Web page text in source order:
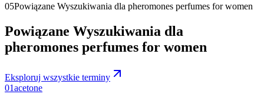
05Powiązane Wyszukiwania dla pheromones perfumes for women
Powiązane Wyszukiwania dla
pheromones perfumes for women
Eksploruj wszystkie terminy
01acetone